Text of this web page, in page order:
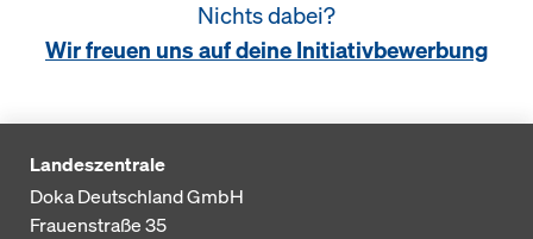
Nichts dabei?
Wir freuen uns auf deine Initiativbewerbung
Landeszentrale
Doka Deutschland GmbH
Frauenstraße 35